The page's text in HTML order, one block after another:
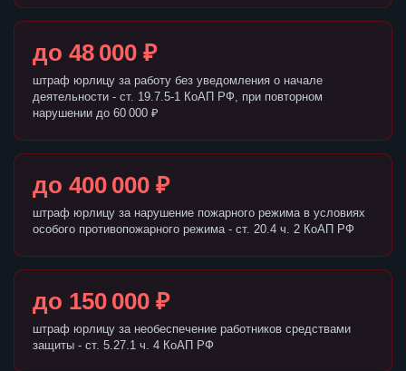
до 48 000 ₽
штраф юрлицу за работу без уведомления о начале
деятельности - ст. 19.7.5-1 КоАП РФ, при повторном
нарушении до 60 000 ₽
до 400 000 ₽
штраф юрлицу за нарушение пожарного режима в условиях
особого противопожарного режима - ст. 20.4 ч. 2 КоАП РФ
до 150 000 ₽
штраф юрлицу за необеспечение работников средствами
защиты - ст. 5.27.1 ч. 4 КоАП РФ